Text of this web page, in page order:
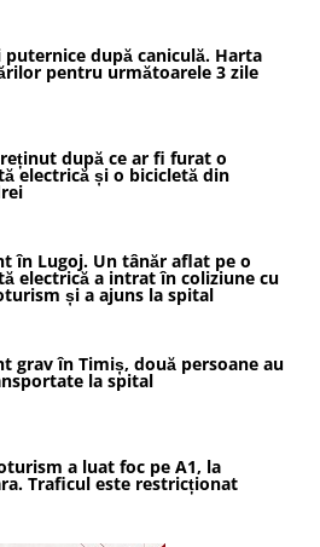
puternice după caniculă. Harta
pentru următoarele 3 zile
după ce ar fi furat o
electrică și o bicicletă din
în Lugoj. Un tânăr aflat pe o
electrică a intrat în coliziune cu
și a ajuns la spital
grav în Timiș, două persoane au
la spital
a luat foc pe A1, la
Traficul este restricționat